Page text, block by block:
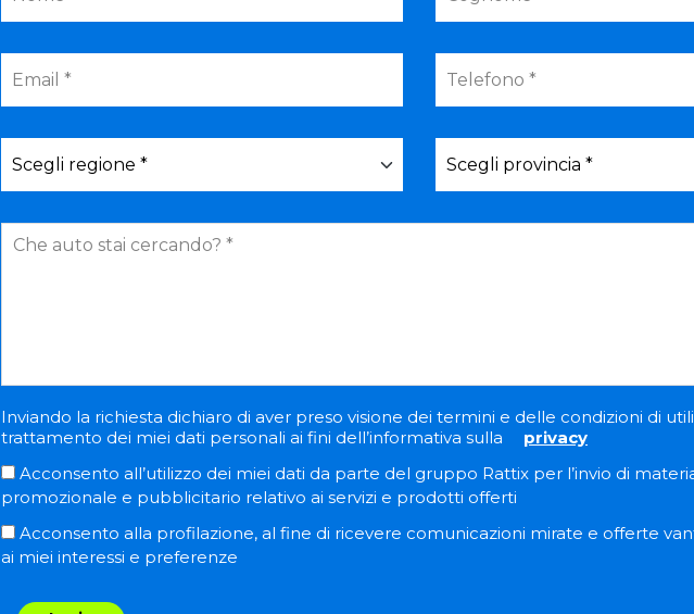
Inviando la richiesta dichiaro di aver preso visione dei termini e delle condizioni di
trattamento dei miei dati personali ai fini dell’informativa sulla
privacy
Acconsento all’utilizzo dei miei dati da parte del gruppo Rattix per l’invio di
promozionale e pubblicitario relativo ai servizi e prodotti offerti
Acconsento alla profilazione, al fine di ricevere comunicazioni mirate e offerte
ai miei interessi e preferenze